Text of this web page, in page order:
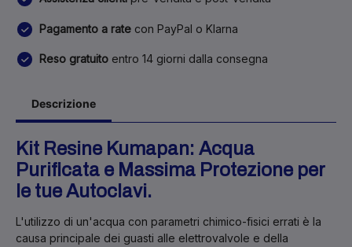
Pagamento a rate con PayPal o Klarna
Reso gratuito entro 14 giorni dalla consegna
Descrizione
Kit Resine Kumapan: Acqua
Purificata e Massima Protezione per
le tue Autoclavi.
L'utilizzo di un'acqua con parametri chimico-fisici errati è la
causa principale dei guasti alle elettrovalvole e della